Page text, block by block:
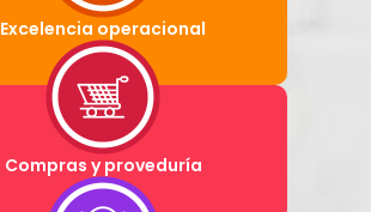
Excelencia operacional
Compras y proveduría